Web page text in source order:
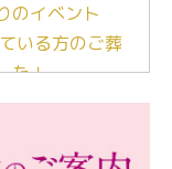
のイベント
いる方のご葬
た！
マンガで学
ハウス®町田成